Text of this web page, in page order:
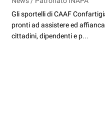
Gli sportelli di CAAF
pronti ad assistere ed
cittadini, dipendenti e p...